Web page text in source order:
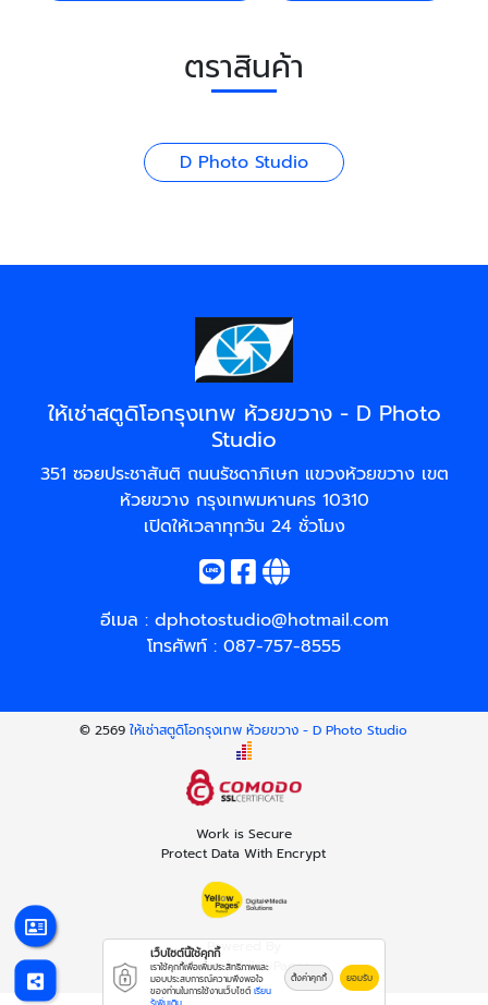
ตราสินค้า
D Photo Studio
ให้เช่าสตูดิโอกรุงเทพ ห้วยขวาง - D Photo
Studio
351 ซอยประชาสันติ ถนนรัชดาภิเษก แขวงห้วยขวาง เขต
ห้วยขวาง กรุงเทพมหานคร 10310
เปิดให้เวลาทุกวัน 24 ชั่วโมง
อีเมล : dphotostudio@hotmail.com
โทรศัพท์ : 087-757-8555
© 2569ให้เช่าสตูดิโอกรุงเทพ ห้วยขวาง - D Photo Studio
Work is Secure
Protect Data With Encrypt
Powered By
Thailand YellowPages
เว็บไซต์นี้ใช้คุกกี้
เราใช้คุกกี้เพื่อเพิ่มประสิทธิภาพและ
มอบประสบการณ์ความพึงพอใจ
ของท่านในการใช้งานเว็บไซต์ เรียน
ตั้งค่าคุกกี้ ยอมรับ